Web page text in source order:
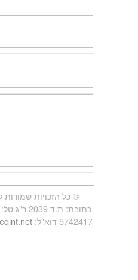
© כל הזכויות שמורות
5742417 דוא"ל: